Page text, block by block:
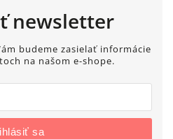
newsletter
budeme zasielať informácie
na našom e-shope.
sa